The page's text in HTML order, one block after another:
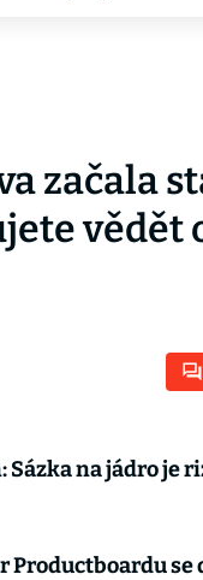
začala
vědět
Sázka na jádro je
Productboardu se